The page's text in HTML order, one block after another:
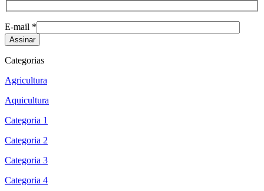
E-mail *
Categorias
Agricultura
Aquicultura
Categoria 1
Categoria 2
Categoria 3
Categoria 4